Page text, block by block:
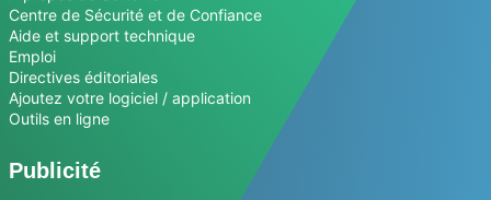
Centre de Sécurité et de Confiance
Aide et support technique
Emploi
Directives éditoriales
Ajoutez votre logiciel / application
Outils en ligne
Publicité